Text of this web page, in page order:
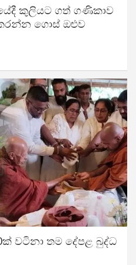
කුලියට ගත් ගණිකාව
ගොස් ඔළුව
වටිනා තම දේපළ බුද්ධ